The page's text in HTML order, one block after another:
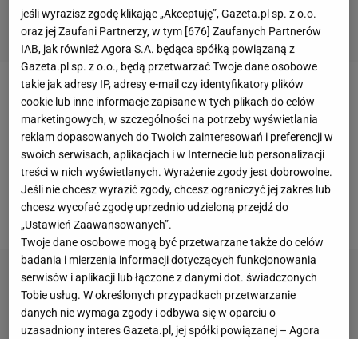
Lista zgłoszeń wygląda obiecująco. Cutoff, czyli
pozycja rankingowaostatniej zawodniczki, która nie
będzie musiała grać w eliminacjach, ustalił się na
poziomie 145. To dość wysoko jak na turniej rangi
WTA250, przy czym akurat 145. miejsce zajmuje
Magdalena Fręch.
jeśli wyrazisz zgodę klikając „Akceptuję”, Gazeta.pl sp. z o.o.
oraz jej Zaufani Partnerzy, w tym [676] Zaufanych Partnerów
IAB, jak również Agora S.A. będąca spółką powiązaną z
Gazeta.pl sp. z o.o., będą przetwarzać Twoje dane osobowe
takie jak adresy IP, adresy e-mail czy identyfikatory plików
cookie lub inne informacje zapisane w tych plikach do celów
marketingowych, w szczególności na potrzeby wyświetlania
reklam dopasowanych do Twoich zainteresowań i preferencji w
swoich serwisach, aplikacjach i w Internecie lub personalizacji
treści w nich wyświetlanych. Wyrażenie zgody jest dobrowolne.
Jeśli nie chcesz wyrazić zgody, chcesz ograniczyć jej zakres lub
chcesz wycofać zgodę uprzednio udzieloną przejdź do
„Ustawień Zaawansowanych”.
Twoje dane osobowe mogą być przetwarzane także do celów
badania i mierzenia informacji dotyczących funkcjonowania
serwisów i aplikacji lub łączone z danymi dot. świadczonych
Tobie usług. W określonych przypadkach przetwarzanie
danych nie wymaga zgody i odbywa się w oparciu o
uzasadniony interes Gazeta.pl, jej spółki powiązanej – Agora